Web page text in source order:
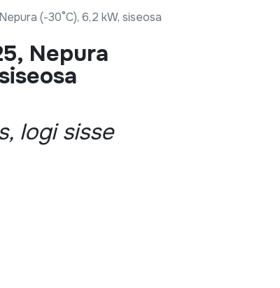
(-30°C), 6,2 kW, siseosa
Nepura
logi sisse